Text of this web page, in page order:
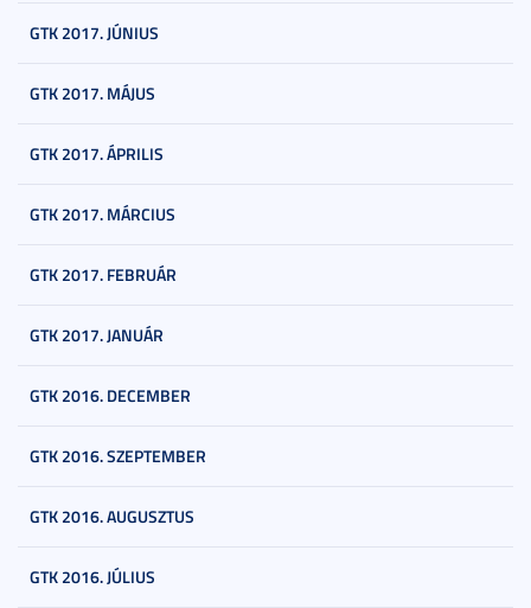
GTK 2017. JÚNIUS
GTK 2017. MÁJUS
GTK 2017. ÁPRILIS
GTK 2017. MÁRCIUS
GTK 2017. FEBRUÁR
GTK 2017. JANUÁR
GTK 2016. DECEMBER
GTK 2016. SZEPTEMBER
GTK 2016. AUGUSZTUS
GTK 2016. JÚLIUS